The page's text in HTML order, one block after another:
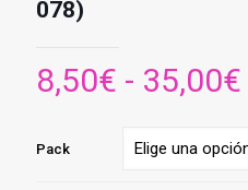
078)
8,50€ - 35,00€
Pack